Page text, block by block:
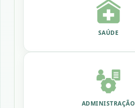
SAÚDE
ADMINISTRAÇÃO